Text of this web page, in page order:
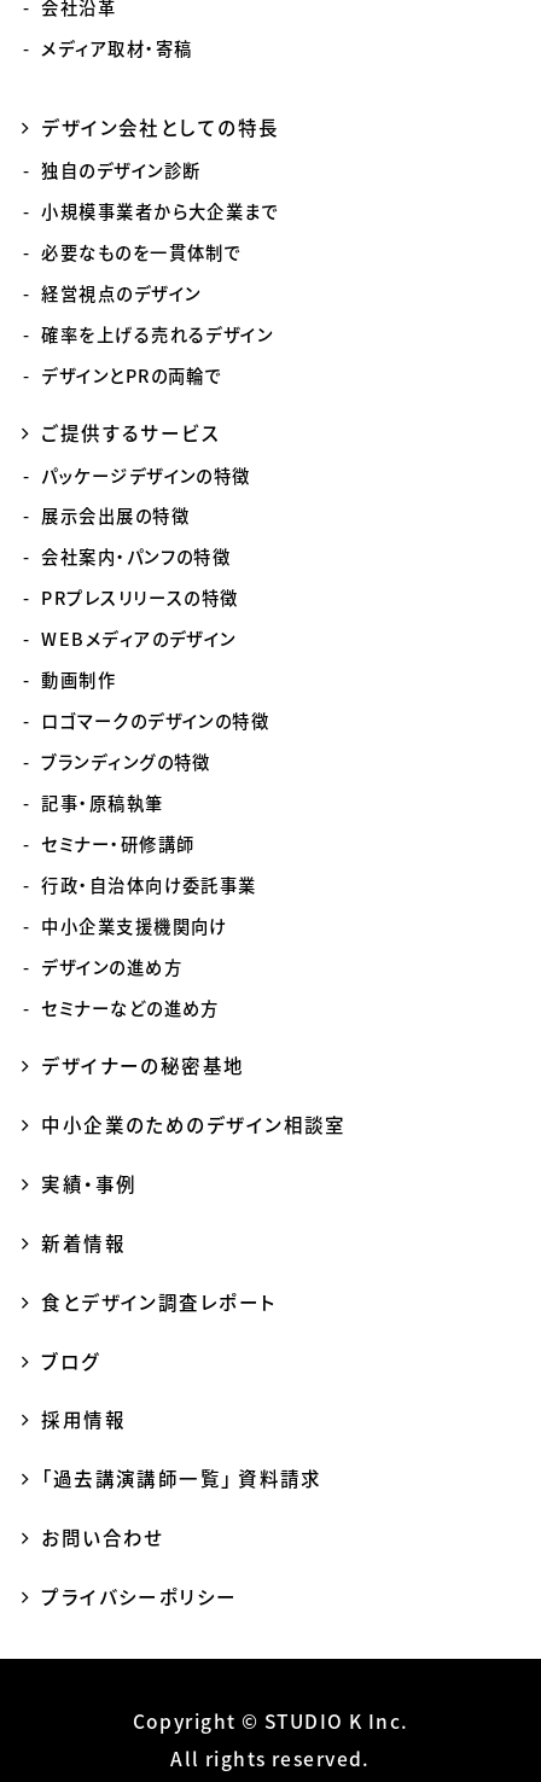
会社沿革
メディア取材・寄稿
デザイン会社としての特長
独自のデザイン診断
小規模事業者から大企業まで
必要なものを一貫体制で
経営視点のデザイン
確率を上げる売れるデザイン
デザインとPRの両輪で
ご提供するサービス
パッケージデザインの特徴
展示会出展の特徴
会社案内・パンフの特徴
PRプレスリリースの特徴
WEBメディアのデザイン
動画制作
ロゴマークのデザインの特徴
ブランディングの特徴
記事・原稿執筆
セミナー・研修講師
行政・自治体向け委託事業
中小企業支援機関向け
デザインの進め方
セミナーなどの進め方
デザイナーの秘密基地
中小企業のためのデザイン相談室
実績・事例
新着情報
食とデザイン調査レポート
ブログ
採用情報
「過去講演講師一覧」 資料請求
お問い合わせ
プライバシーポリシー
Copyright © STUDIO K Inc.
All rights reserved.